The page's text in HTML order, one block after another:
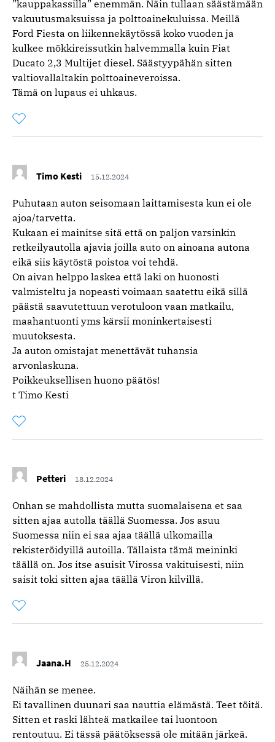
”kauppakassilla” enemmän. Näin tullaan säästämään
vakuutusmaksuissa ja polttoainekuluissa. Meillä
Ford Fiesta on liikennekäytössä koko vuoden ja
kulkee mökkireissutkin halvemmalla kuin Fiat
Ducato 2,3 Multijet diesel. Säästyypähän sitten
valtiovallaltakin polttoaineveroissa.
Tämä on lupaus ei uhkaus.
Tykkää
kommentista
Timo Kesti 15.12.2024
Puhutaan auton seisomaan laittamisesta kun ei ole
ajoa/tarvetta.
Kukaan ei mainitse sitä että on paljon varsinkin
retkeilyautolla ajavia joilla auto on ainoana autona
eikä siis käytöstä poistoa voi tehdä.
On aivan helppo laskea että laki on huonosti
valmisteltu ja nopeasti voimaan saatettu eikä sillä
päästä saavutettuun verotuloon vaan matkailu,
maahantuonti yms kärsii moninkertaisesti
muutoksesta.
Ja auton omistajat menettävät tuhansia
arvonlaskuna.
Poikkeuksellisen huono päätös!
t Timo Kesti
Tykkää
kommentista
Petteri 18.12.2024
Onhan se mahdollista mutta suomalaisena et saa
sitten ajaa autolla täällä Suomessa. Jos asuu
Suomessa niin ei saa ajaa täällä ulkomailla
rekisteröidyillä autoilla. Tällaista tämä meininki
täällä on. Jos itse asuisit Virossa vakituisesti, niin
saisit toki sitten ajaa täällä Viron kilvillä.
Tykkää
kommentista
Jaana.H 25.12.2024
Näihän se menee.
Ei tavallinen duunari saa nauttia elämästä. Teet töitä.
Sitten et raski lähteä matkailee tai luontoon
rentoutuu. Ei tässä päätöksessä ole mitään järkeä.